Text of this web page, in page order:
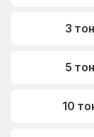
3
5
10